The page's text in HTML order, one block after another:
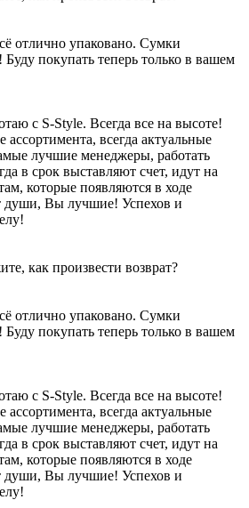
отлично упаковано. Сумки
Буду покупать теперь только в вашем
с S-Style. Всегда все на высоте!
всегда актуальные
лучшие менеджеры, работать
в срок выставляют счет, идут на
которые появляются в ходе
души, Вы лучшие! Успехов и
как произвести возврат?
отлично упаковано. Сумки
Буду покупать теперь только в вашем
с S-Style. Всегда все на высоте!
всегда актуальные
лучшие менеджеры, работать
в срок выставляют счет, идут на
которые появляются в ходе
души, Вы лучшие! Успехов и